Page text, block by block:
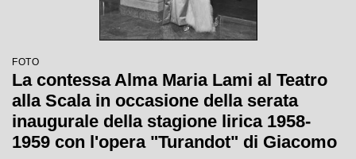
FOTO
La contessa Alma Maria Lami al Teatro
alla Scala in occasione della serata
inaugurale della stagione lirica 1958-
1959 con l'opera "Turandot" di Giacomo